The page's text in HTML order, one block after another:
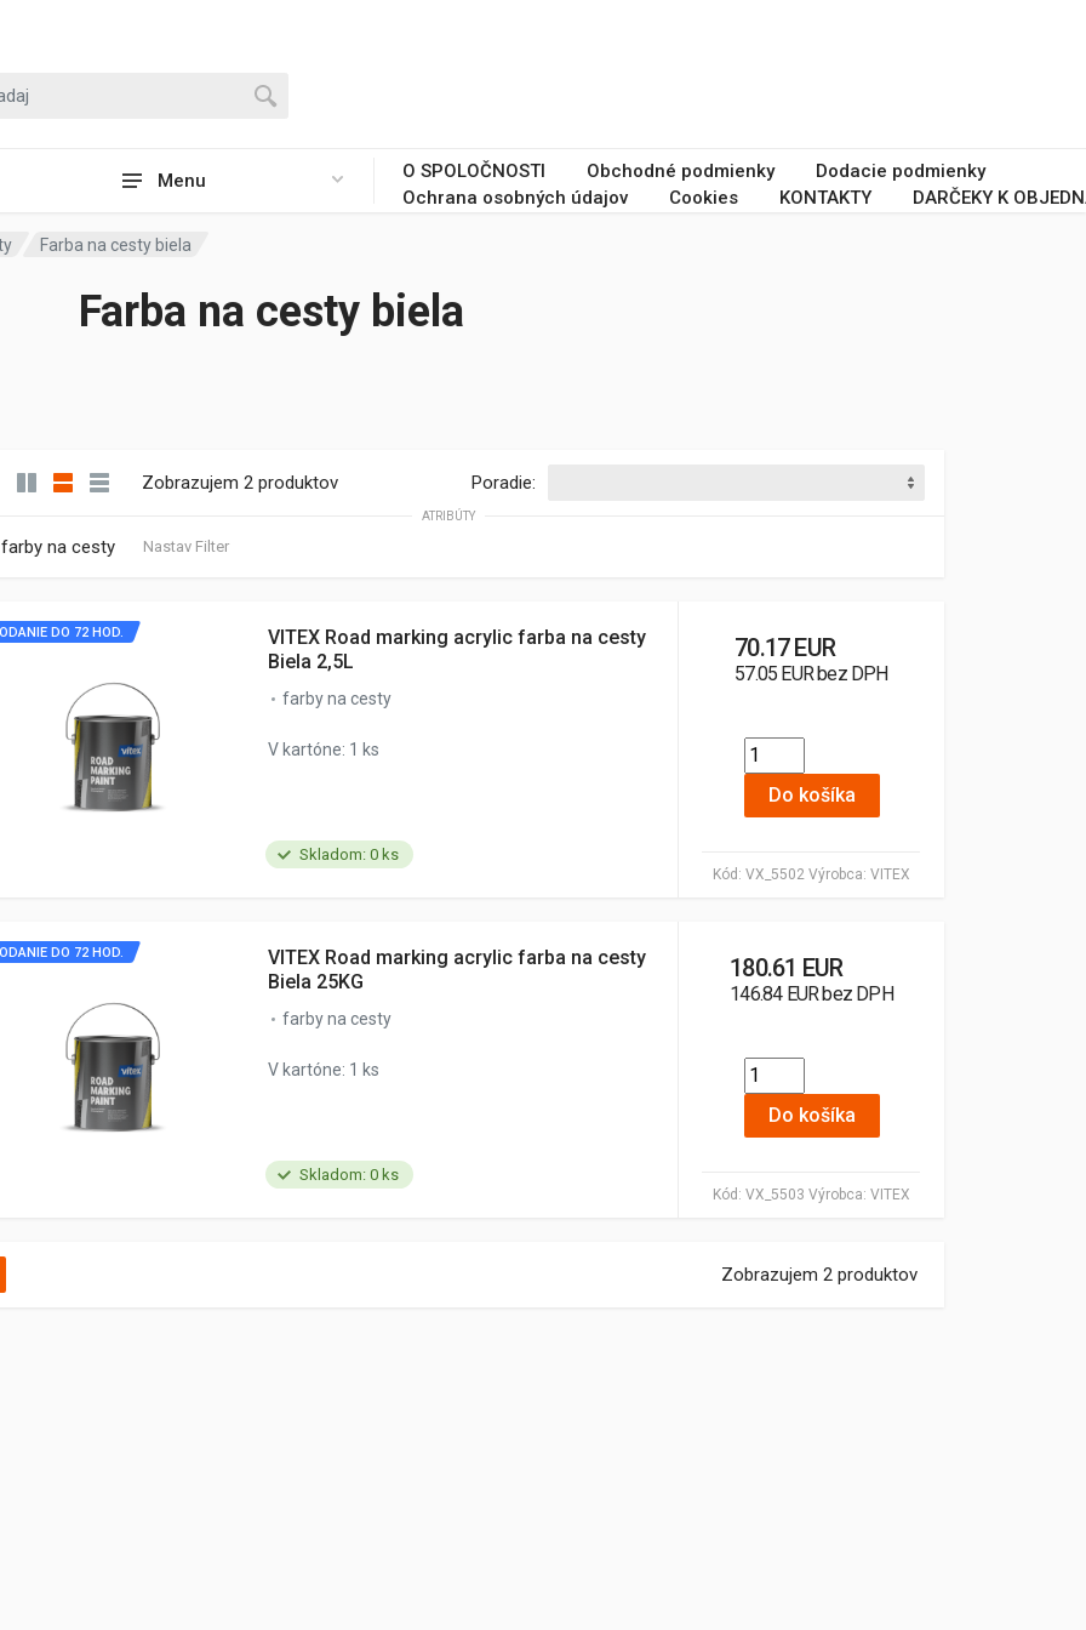
Menu O SPOLOČNOSTI Obchodné podmienky
Dodacie podmienky
Ochrana osobných údajov
Cookies KONTAKTY DARČEKY K
Farba na cesty biela
Farba na cesty biela
Zobrazujem 2 produktov Poradie:
ATRIBÚTY
farby na cesty Nastav Filter
Skladom: 0 ks
Kód: VX_5502 Výrobca: VITEX
DO 72 HOD.
VITEX Road marking acrylic farba na cesty
Biela 2,5L
farby na cesty
V kartóne: 1 ks
70.17 EUR
57.05 EUR bez DPH
Do košíka
Skladom: 0 ks
Kód: VX_5503 Výrobca: VITEX
DO 72 HOD.
VITEX Road marking acrylic farba na cesty
Biela 25KG
farby na cesty
V kartóne: 1 ks
180.61 EUR
146.84 EUR bez DPH
Do košíka
Zobrazujem 2 produktov